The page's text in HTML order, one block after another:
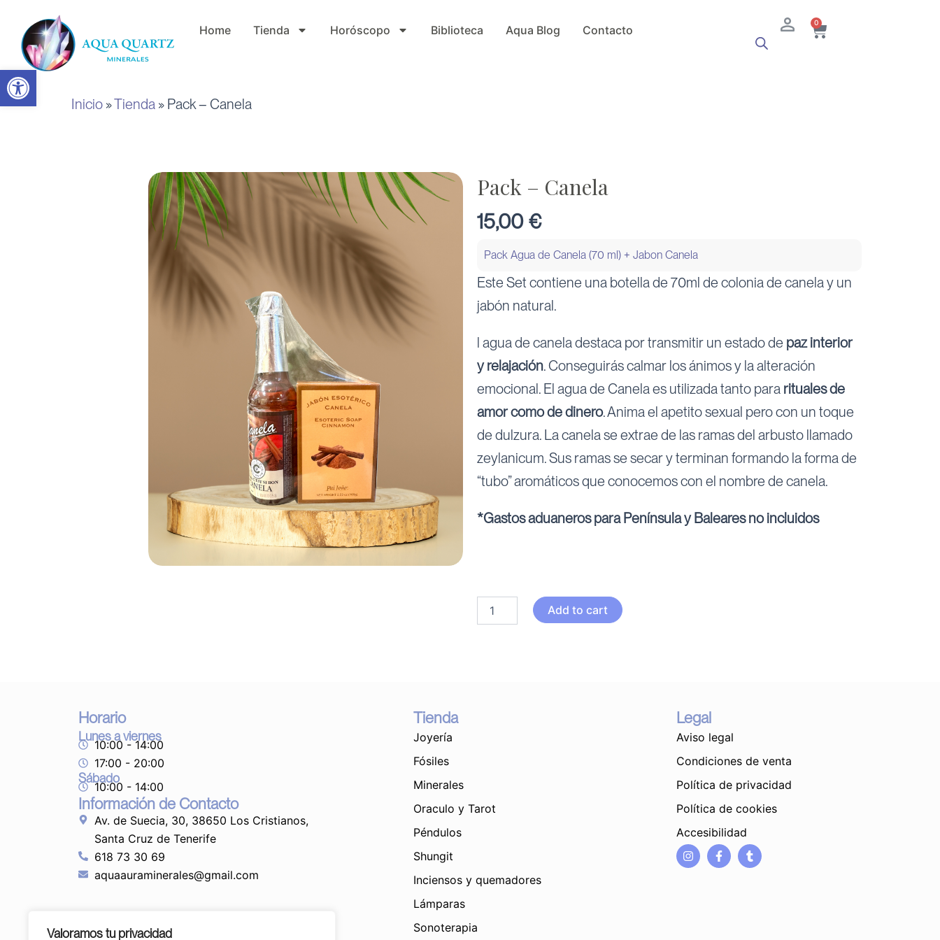
Abrir barra de herramientas
Valoramos tu privacidad
contenido
Home Tienda Horóscopo Biblioteca Aqua Blog Contacto
0 Cart
Inicio »Tienda » Pack – Canela
Pack – Canela
15,00€
Pack Agua de Canela (70 ml) + Jabon Canela
Este Set contiene una botella de 70ml de colonia de canela y un
jabón natural.
l agua de canela destaca por transmitir un estado de paz interior
y relajación. Conseguirás calmar los ánimos y la alteración
emocional. El agua de Canela es utilizada tanto para rituales de
amor como de dinero. Anima el apetito sexual pero con un toque
de dulzura. La canela se extrae de las ramas del arbusto llamado
zeylanicum. Sus ramas se secar y terminan formando la forma de
“tubo” aromáticos que conocemos con el nombre de canela.
*Gastos aduaneros para Península y Baleares no incluidos
Add to cart
Horario
Lunes a viernes
10:00 - 14:00
17:00 - 20:00
Sábado
10:00 - 14:00
Información de Contacto
Av. de Suecia, 30, 38650 Los Cristianos,
Santa Cruz de Tenerife
618 73 30 69
aquaauraminerales@gmail.com
Tienda
Joyería
Fósiles
Minerales
Oraculo y Tarot
Péndulos
Shungit
Inciensos y quemadores
Lámparas
Sonoterapia
Legal
Aviso legal
Condiciones de venta
Política de privacidad
Política de cookies
Accesibilidad
I
n
F
a
T
u